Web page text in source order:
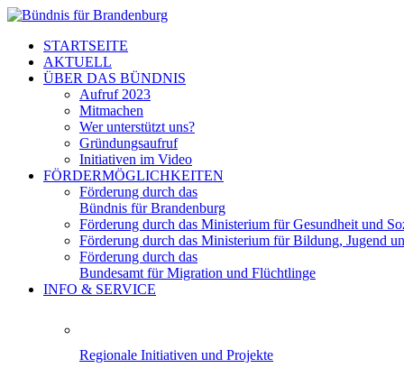
STARTSEITE
AKTUELL
ÜBER DAS BÜNDNIS
Aufruf 2023
Mitmachen
Wer unterstützt uns?
Gründungsaufruf
Initiativen im Video
FÖRDERMÖGLICHKEITEN
Förderung durch das
Bündnis für Brandenburg
Förderung durch das Ministerium für Gesundheit und
Förderung durch das Ministerium für Bildung, Jugend
Förderung durch das
Bundesamt für Migration und Flüchtlinge
INFO & SERVICE
Regionale Initiativen und Projekte